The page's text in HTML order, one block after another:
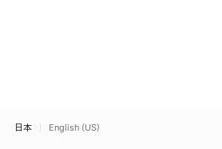
日本 English (US)